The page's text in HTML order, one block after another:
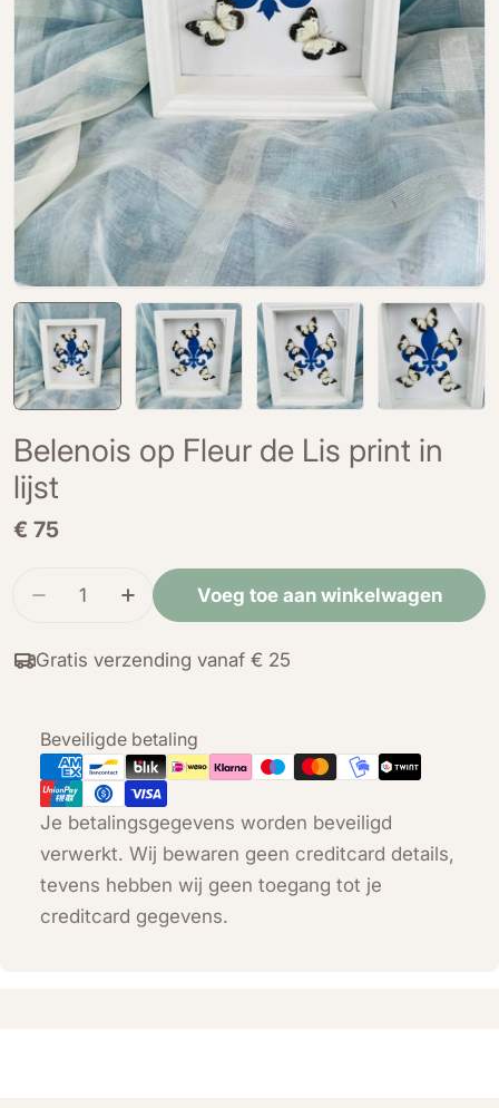
Belenois op Fleur de Lis print in
lijst
Normale
€ 75
Hoeveelheid
Verminder de hoeveelheid voor Belenois op
Verhoog de hoeveelheid voor
Voeg toe aan winkelwagen
Gratis verzending vanaf € 25
Beveiligde betaling
Betaalmethoden
Je betalingsgegevens worden beveiligd
verwerkt. Wij bewaren geen creditcard details,
tevens hebben wij geen toegang tot je
creditcard gegevens.